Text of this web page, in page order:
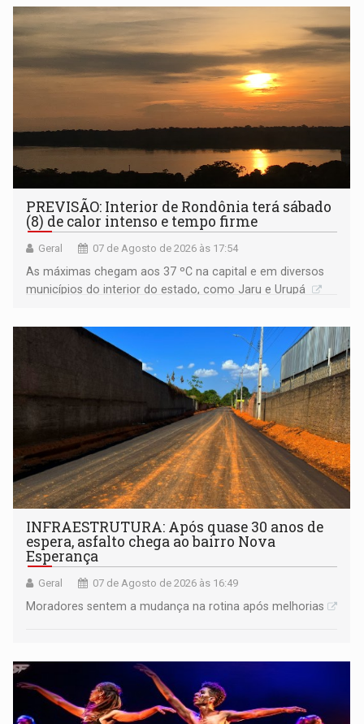
PREVISÃO: Interior de Rondônia terá sábado
(8) de calor intenso e tempo firme
Geral 07 de Agosto de 2026 às 17:54
As máximas chegam aos 37 ºC na capital e em diversos
municípios do interior do estado, como Jaru e Urupá
INFRAESTRUTURA: Após quase 30 anos de
espera, asfalto chega ao bairro Nova
Esperança
Geral 07 de Agosto de 2026 às 16:49
Moradores sentem a mudança na rotina após melhorias